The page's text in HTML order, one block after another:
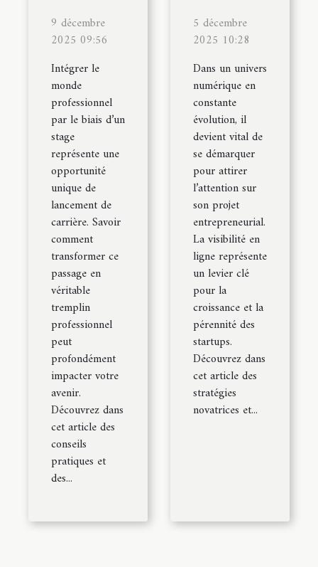
9 décembre
2025 09:56
Intégrer le
monde
professionnel
par le biais d’un
stage
représente une
opportunité
unique de
lancement de
carrière. Savoir
comment
transformer ce
passage en
véritable
tremplin
professionnel
peut
profondément
impacter votre
avenir.
Découvrez dans
cet article des
conseils
pratiques et
des...
5 décembre
2025 10:28
Dans un univers
numérique en
constante
évolution, il
devient vital de
se démarquer
pour attirer
l’attention sur
son projet
entrepreneurial.
La visibilité en
ligne représente
un levier clé
pour la
croissance et la
pérennité des
startups.
Découvrez dans
cet article des
stratégies
novatrices et...